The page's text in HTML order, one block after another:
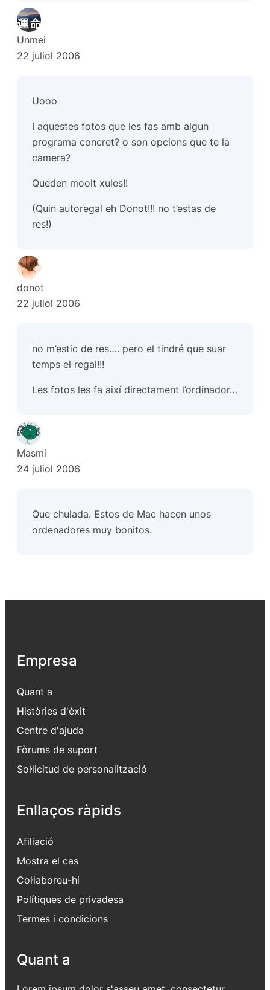
Unmei
22 juliol 2006
Uooo
I aquestes fotos que les fas amb algun
programa concret? o son opcions que te la
camera?
Queden moolt xules!!
(Quin autoregal eh Donot!!! no t’estas de
res!)
donot
22 juliol 2006
no m’estic de res…. pero el tindré que suar
temps el regal!!!
Les fotos les fa així directament l’ordinador…
Masmi
24 juliol 2006
Que chulada. Estos de Mac hacen unos
ordenadores muy bonitos.
Empresa
Quant a
Històries d'èxit
Centre d'ajuda
Fòrums de suport
Sol·licitud de personalització
Enllaços ràpids
Afiliació
Mostra el cas
Col·laboreu-hi
Polítiques de privadesa
Termes i condicions
Quant a